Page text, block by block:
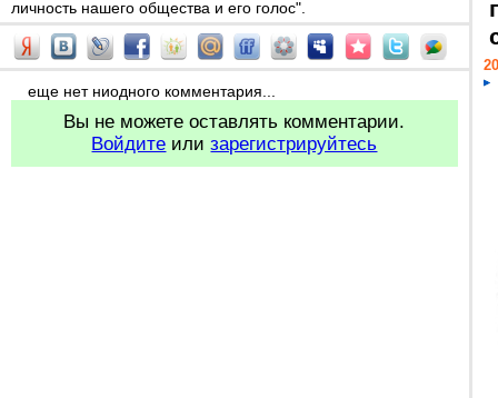
личность нашего общества и его голос".
еще нет ниодного комментария...
Вы не можете оставлять комментарии.
Войдите илизарегистрируйтесь